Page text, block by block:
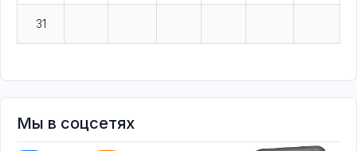
31
Мы в соцсетях